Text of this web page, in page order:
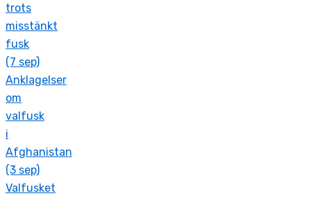
trots
misstänkt
fusk
(7 sep)
Anklagelser
om
valfusk
i
Afghanistan
(3 sep)
Valfusket